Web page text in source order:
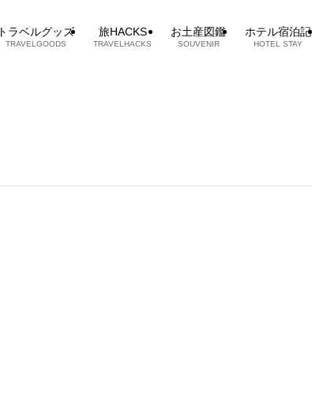
トラベルグッズ
TRAVELGOODS
旅HACKS
TRAVELHACKS
お土産図鑑
SOUVENIR
ホテル宿泊記
HOTEL STAY